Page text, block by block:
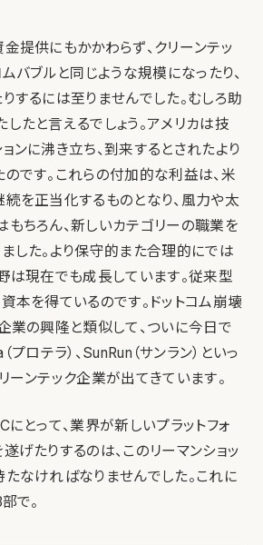
提供にもかかわらず、クリーンテッ
ムバブルと同じような規模になったり、
するには至りませんでした。むしろ助
たと言えるでしょう。アメリカは技
ンに沸き立ち、到来するとされたより
です。これらの付加的な利益は、米
を正当化するものとなり、風力や太
ちろん、新しいカテゴリーの職業を
した。より保守的また合理的にでは
は現在でも成長しています。従来型
本を得ているのです。ドットコム崩壊
業の興隆と類似して、ついに今日で
プロテラ）、SunRun（サンラン）といっ
ーンテック企業が出てきています。
とって、業界が新しいプラットフォ
げたりするのは、このリーマンショッ
なければなりませんでした。これに
で。